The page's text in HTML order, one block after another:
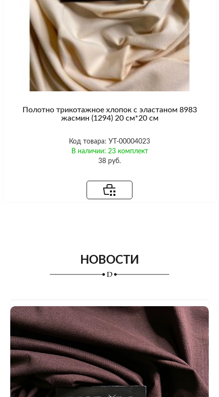
Полотно трикотажное хлопок с эластаном 8983
жасмин (1294) 20 см*20 см
Код товара: УТ-00004023
В наличии: 23 комплект
38 руб.
НОВОСТИ